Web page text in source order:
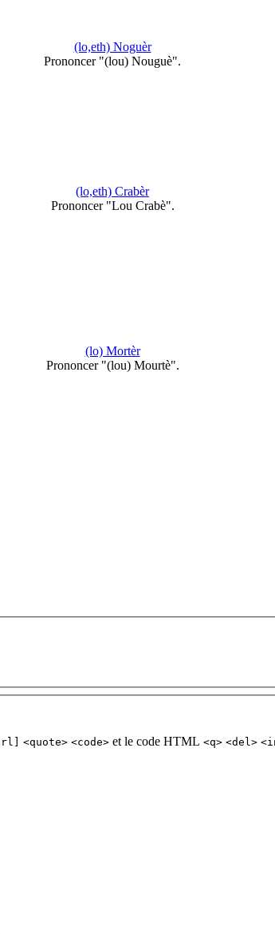
(lo,eth) Noguèr
Prononcer "(lou) Nouguè".
(lo,eth) Crabèr
Prononcer "Lou Crabè".
(lo) Mortèr
Prononcer "(lou) Mourtè".
<quote> <code> et le code HTML <q> <del>